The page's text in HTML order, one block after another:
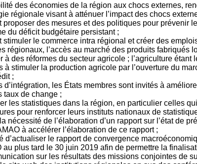
des économies de la région aux chocs externes,
régionale visant à atténuer l’impact des chocs
proposer des mesures et des politiques pour
du déficit budgétaire persistant ;
stimuler le commerce intra régional et créer des
régionaux, l’accès au marché des produits fabriqués
à des réformes du secteur agricole ; l’agriculture
à stimuler la production agricole par l’ouverture du
;
d’intégration, les États membres sont invités à
taux de change ;
les statistiques dans la région, en particulier celles
pour renforcer leurs instituts nationaux de
nécessité de l’élaboration d’un rapport sur l’état de
à accélérer l’élaboration de ce rapport ;
d’actualiser le rapport de convergence
plus tard le 30 juin 2019 afin de permettre la
sur les résultats des missions conjointes